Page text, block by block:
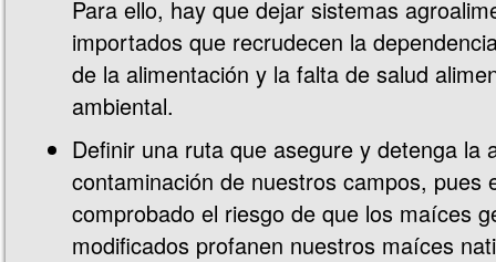
Para ello, hay que dejar sistemas
importados que recrudecen la
de la alimentación y la falta de salud
ambiental.
Definir una ruta que asegure y detenga la
contaminación de nuestros campos, pues
comprobado el riesgo de que los maíces
modificados profanen nuestros maíces